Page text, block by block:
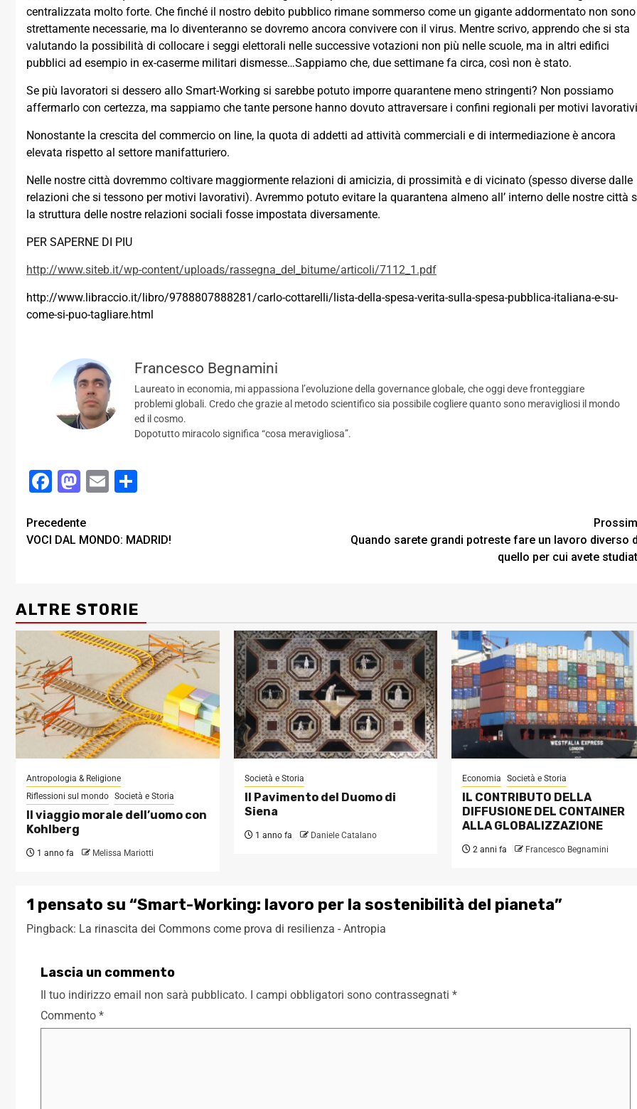
centralizzata molto forte. Che finché il nostro debito pubblico rimane sommerso come un gigante addormentato non sono
strettamente necessarie, ma lo diventeranno se dovremo ancora convivere con il virus. Mentre scrivo, apprendo che si sta
valutando la possibilità di collocare i seggi elettorali nelle successive votazioni non più nelle scuole, ma in altri edifici
pubblici ad esempio in ex-caserme militari dismesse…Sappiamo che, due settimane fa circa, così non è stato.
Se più lavoratori si dessero allo Smart-Working si sarebbe potuto imporre quarantene meno stringenti? Non possiamo
affermarlo con certezza, ma sappiamo che tante persone hanno dovuto attraversare i confini regionali per motivi
Nonostante la crescita del commercio on line, la quota di addetti ad attività commerciali e di intermediazione è ancora
elevata rispetto al settore manifatturiero.
Nelle nostre città dovremmo coltivare maggiormente relazioni di amicizia, di prossimità e di vicinato (spesso diverse dalle
relazioni che si tessono per motivi lavorativi). Avremmo potuto evitare la quarantena almeno all’ interno delle nostre città
la struttura delle nostre relazioni sociali fosse impostata diversamente.
PER SAPERNE DI PIU
http://www.siteb.it/wp-content/uploads/rassegna_del_bitume/articoli/7112_1.pdf
http://www.libraccio.it/libro/9788807888281/carlo-cottarelli/lista-della-spesa-verita-sulla-spesa-pubblica-italiana-e-su-
come-si-puo-tagliare.html
Francesco Begnamini
Laureato in economia, mi appassiona l’evoluzione della governance globale, che oggi deve fronteggiare
problemi globali. Credo che grazie al metodo scientifico sia possibile cogliere quanto sono meravigliosi il mondo
ed il cosmo.
Dopotutto miracolo significa “cosa meravigliosa”.
Facebook
Mastodon
Email
Post
navigation
Precedente
VOCI DAL MONDO: MADRID!
Quando sarete grandi potreste fare un lavoro diverso
quello per cui avete
ALTRE STORIE
Antropologia & Religione
Riflessioni sul mondo Società e Storia
Il viaggio morale dell’uomo con
Kohlberg
1 anno fa Melissa Mariotti
Società e Storia
Il Pavimento del Duomo di
Siena
1 anno fa Daniele Catalano
Economia Società e Storia
IL CONTRIBUTO DELLA
DIFFUSIONE DEL CONTAINER
ALLA GLOBALIZZAZIONE
2 anni fa Francesco Begnamini
1 pensato su “Smart-Working: lavoro per la sostenibilità del pianeta”
Pingback: La rinascita dei Commons come prova di resilienza - Antropia
Lascia un commento
Il tuo indirizzo email non sarà pubblicato. I campi obbligatori sono contrassegnati *
Commento *